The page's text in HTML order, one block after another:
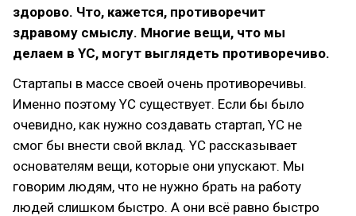
здорово. Что, кажется, противоречит
здравому смыслу. Многие вещи, что мы
делаем в YC, могут выглядеть противоречиво.
Стартапы в массе своей очень противоречивы.
Именно поэтому YC существует. Если бы было
очевидно, как нужно создавать стартап, YC не
смог бы внести свой вклад. YC рассказывает
основателям вещи, которые они упускают. Мы
говорим людям, что не нужно брать на работу
людей слишком быстро. А они всё равно быстро